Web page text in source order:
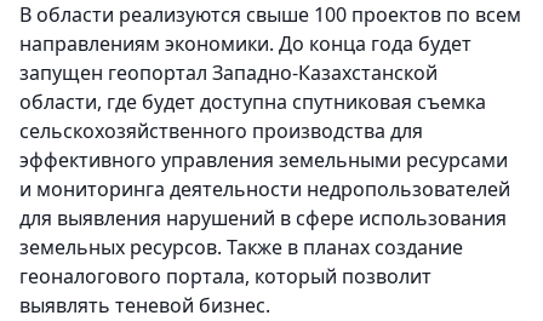
В области реализуются свыше 100 проектов по всем
направлениям экономики. До конца года будет
запущен геопортал Западно-Казахстанской
области, где будет доступна спутниковая съемка
сельскохозяйственного производства для
эффективного управления земельными ресурсами
и мониторинга деятельности недропользователей
для выявления нарушений в сфере использования
земельных ресурсов. Также в планах создание
геоналогового портала, который позволит
выявлять теневой бизнес.